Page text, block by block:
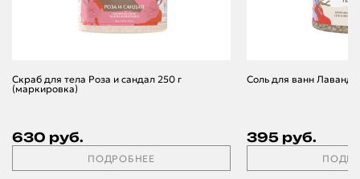
Скраб для тела Роза и сандал 250 г
(маркировка)
630 руб.
ПОДРОБНЕЕ
Соль для ванн
395 руб.